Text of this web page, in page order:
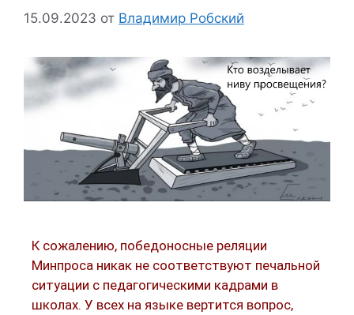
15.09.2023 от Владимир Робский
К сожалению, победоносные реляции
Минпроса никак не соответствуют печальной
ситуации с педагогическими кадрами в
школах. У всех на языке вертится вопрос,